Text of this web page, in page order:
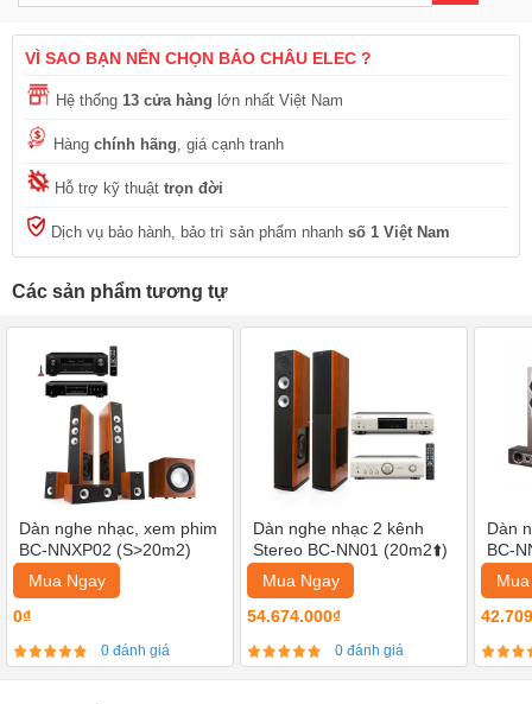
VÌ SAO BẠN NÊN CHỌN BẢO CHÂU ELEC ?
Hệ thống 13 cửa hàng lớn nhất Việt Nam
Hàng chính hãng, giá cạnh tranh
Hỗ trợ kỹ thuật trọn đời
Dịch vụ bảo hành, bảo trì sản phẩm nhanh số 1 Việt Nam
Các sản phẩm tương tự
Dàn nghe nhạc, xem phim
BC-NNXP02 (S>20m2)
Mua Ngay
0₫
0 đánh giá
Dàn nghe nhạc 2 kênh
Stereo BC-NN01 (20m2⬆️)
Mua Ngay
54.674.000₫
0 đánh giá
Dàn
BC-